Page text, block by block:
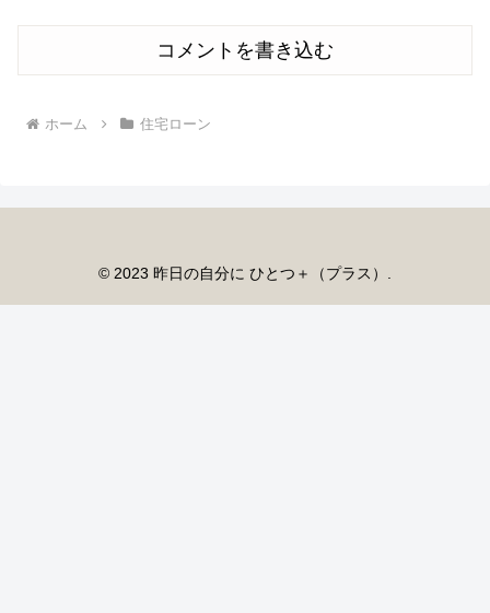
コメントを書き込む
ホーム 住宅ローン
© 2023 昨日の自分に ひとつ＋（プラス）.